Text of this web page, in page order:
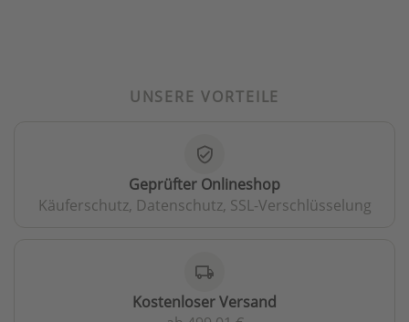
UNSERE VORTEILE
verified_user
Geprüfter Onlineshop
Käuferschutz, Datenschutz, SSL-Verschlüsselung
local_shipping
Kostenloser Versand